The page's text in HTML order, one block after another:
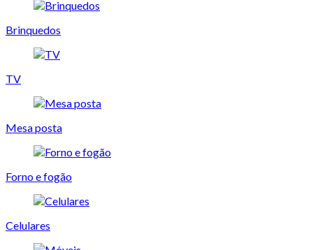
Brinquedos
TV
Mesa posta
Forno e fogão
Celulares